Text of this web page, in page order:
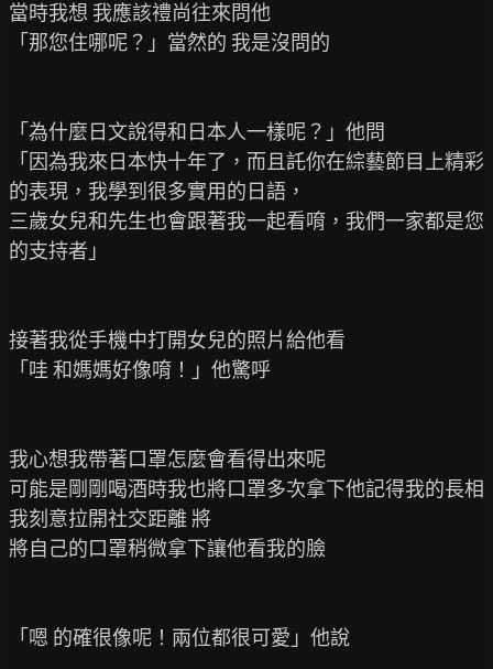
當時我想 我應該禮尚往來問他
「那您住哪呢？」當然的 我是沒問的
「為什麼日文說得和日本人一樣呢？」他問
「因為我來日本快十年了，而且託你在綜藝節目上精彩
的表現，我學到很多實用的日語，
三歲女兒和先生也會跟著我一起看唷，我們一家都是您
的支持者」
接著我從手機中打開女兒的照片給他看
「哇 和媽媽好像唷！」他驚呼
我心想我帶著口罩怎麼會看得出來呢
可能是剛剛喝酒時我也將口罩多次拿下他記得我的長相
我刻意拉開社交距離 將
將自己的口罩稍微拿下讓他看我的臉
「嗯 的確很像呢！兩位都很可愛」他說